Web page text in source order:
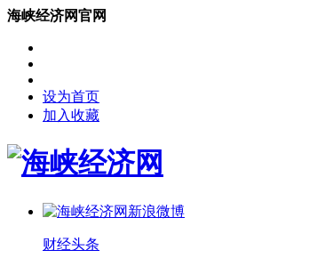
海峡经济网官网
设为首页
加入收藏
财经头条